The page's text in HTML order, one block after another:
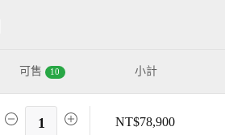
可售 10 小計
1 NT$78,900